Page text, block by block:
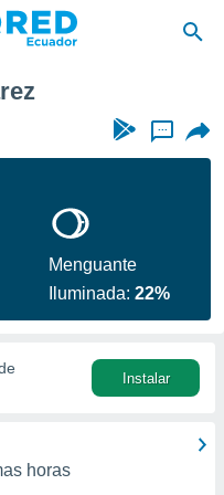
...
Menguante
Iluminada:22%
Instalar
horas